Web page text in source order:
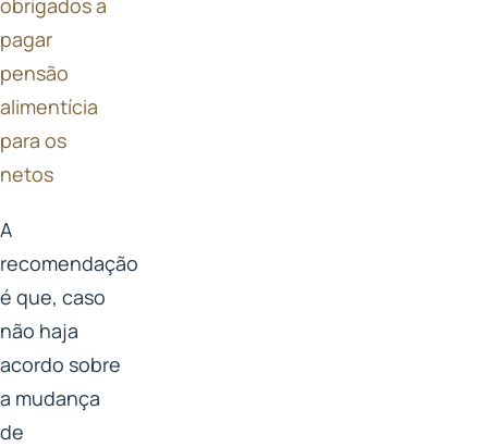
pagar
pensão
alimentícia
para os
netos
A
recomendação
é que, caso
não haja
acordo sobre
a mudança
de